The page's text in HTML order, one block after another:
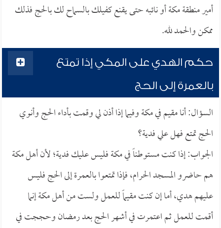
أمير منطقة مكة أو نائبه حتى يقنع كفيلك بالسماح لك بالحج فذلك
ممكن والحمد لله.
حكم الهدي على المكي إذا تمتع
بالعمرة إلى الحج
السؤال: أنا مقيم في مكة وفيما إذا أذن لي وقمت بأداء الحج وأنوي
الحج تمتع فهل علي فدية؟
الجواب: إذا كنت مستوطناً في مكة فليس عليك فدية؛ لأن أهل مكة
هم حاضرو المسجد الحرام، فإذا تمتعوا بالعمرة إلى الحج فليس
عليهم هدي، أما إن كنت مقيماً للعمل ولست من أهل مكة إنما
أقمت للعمل ثم اعتمرت في أشهر الحج بعد رمضان وحججت في